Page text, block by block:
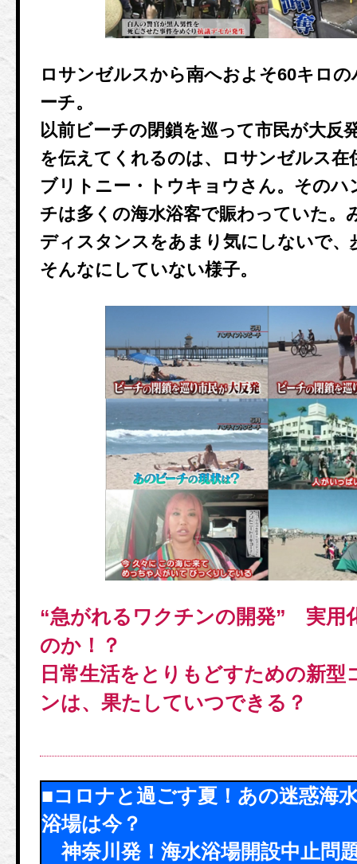
ロサンゼルスから南へおよそ60キロ
ーチ。
以前ビーチの閉鎖を巡って市民が大反
を伝えてくれるのは、ロサンゼルス在
ブリトニー・トウキョウさん。そのハ
チは多くの海水浴客で賑わっていた。
ディスタンスをあまり気にしないで、
そんなにしていない様子。
“急がれるワクチンの開発” 実用
のか！？
日常生活をとりもどすための新型
ンは、果たしていつできる？
■コロナと過ごす夏！あの迷惑海
浴場は今？
神奈川発！海水浴場開設中止問